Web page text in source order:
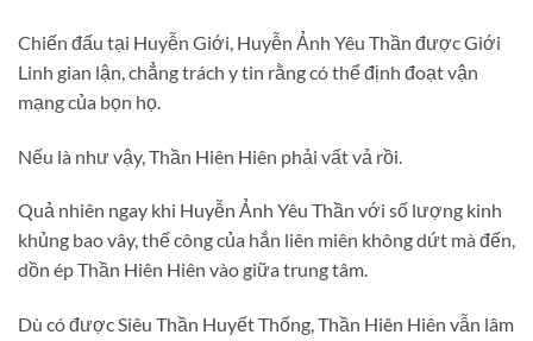
Chiến đấu tại Huyễn Giới, Huyễn Ảnh Yêu Thần được Giới
Linh gian lận, chẳng trách y tin rằng có thể định đoạt vận
mạng của bọn họ.
Nếu là như vậy, Thần Hiên Hiên phải vất vả rồi.
Quả nhiên ngay khi Huyễn Ảnh Yêu Thần với số lượng kinh
khủng bao vây, thế công của hắn liên miên không dứt mà đến,
dồn ép Thần Hiên Hiên vào giữa trung tâm.
Dù có được Siêu Thần Huyết Thống, Thần Hiên Hiên vẫn lâm